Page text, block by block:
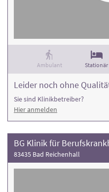
Ambulant Stationär
Leider noch ohne
Sie sind Klinikbetreiber?
Hier anmelden
BG Klinik für
83435 Bad Reichenhall